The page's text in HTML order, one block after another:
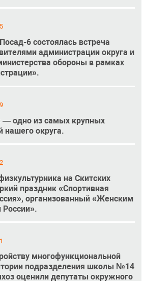
6 состоялась встреча
администрации округа и
обороны в рамках
— одно из самых крупных
нашего округа.
на Скитских
праздник «Спортивная
организованный «Женским
многофункциональной
подразделения школы №14
оценили депутаты окружного